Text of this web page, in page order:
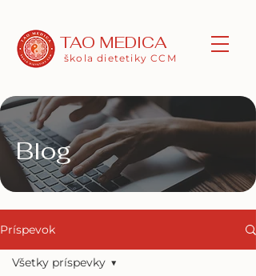
TAO MEDICA
škola dietetiky CCM
Blog
Príspevok
Všetky príspevky